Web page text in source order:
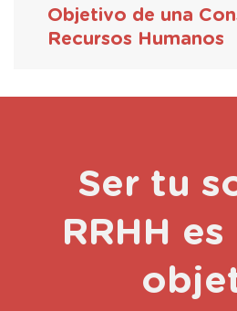
Objetivo de una
Recursos Humanos
Ser tu
RRHH